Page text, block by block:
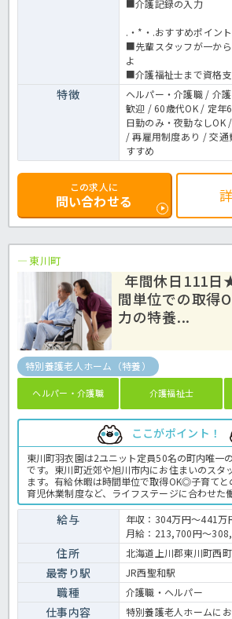
■介護記録の入力
.・*・.おすすめポイン
■先輩スタッフが一か
よ
■介護福祉士まで資格支
特徴
ヘルパー・介護職 / 介
歓迎 / 60歳代OK / 定年
日勤のみ・夜勤なしOK
/ 再雇用制度あり / 交
すすめ
この求人に
問い合わせる
東川町
年間休日111日
間単位での取得
力の特養...
特別養護老人ホーム（特養）
ヘルパー・介護職 介護福祉士
ここがポイント！
東川町羽衣園は2ユニット定員50名の町内唯一
です。東川町近郊や旭川市内にお住まいのスタ
ます。有給休暇は時間単位で取得OK◎子育て
育児休業制度など、ライフステージに合わせた
ますよ★職員専用の休憩室の完備や事業所負担
スチェックなどによる健康管理面の強化など
働けるような環境整備にも力を入れている法
務全般です。 ＜介護職 正職員 特養の求人＞
給与
年収：304万円～441
月給：213,700円～
住所 北海道上川郡東川町西
最寄り駅 JR西聖和駅
職種 介護職・ヘルパー
仕事内容
特別養護老人ホームに